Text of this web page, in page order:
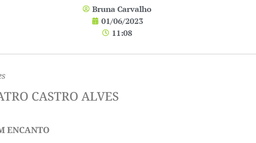
Bruna Carvalho
01/06/2023
11:08
CASTRO ALVES
ENCANTO